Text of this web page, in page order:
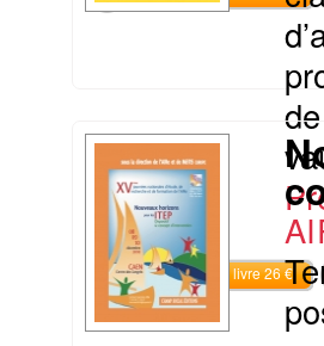
Commander le livre 26 €